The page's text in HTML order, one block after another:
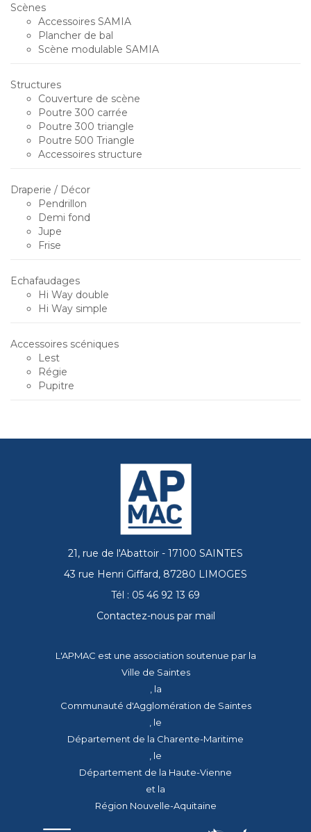
Scènes
Accessoires SAMIA
Plancher de bal
Scène modulable SAMIA
Structures
Couverture de scène
Poutre 300 carrée
Poutre 300 triangle
Poutre 500 Triangle
Accessoires structure
Draperie / Décor
Pendrillon
Demi fond
Jupe
Frise
Echafaudages
Hi Way double
Hi Way simple
Accessoires scéniques
Lest
Régie
Pupitre
21, rue de l'Abattoir - 17100 SAINTES
43 rue Henri Giffard, 87280 LIMOGES
Tél : 05 46 92 13 69
Contactez-nous par mail
L'APMAC est une association soutenue par la
Ville de Saintes
, la
Communauté d'Agglomération de Saintes
, le
Département de la Charente-Maritime
, le
Département de la Haute-Vienne
et la
Région Nouvelle-Aquitaine